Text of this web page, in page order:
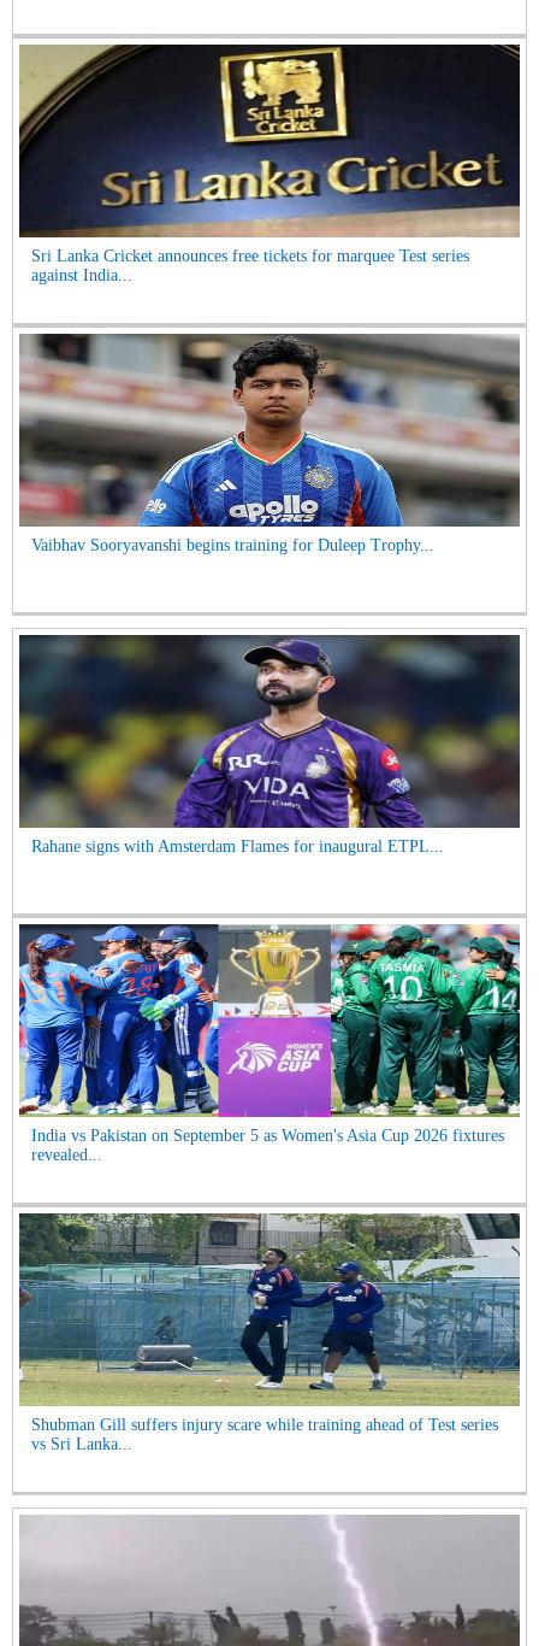
Sri Lanka Cricket announces free tickets for marquee Test series
against India...
Vaibhav Sooryavanshi begins training for Duleep Trophy...
Rahane signs with Amsterdam Flames for inaugural ETPL...
India vs Pakistan on September 5 as Women's Asia Cup 2026 fixtures
revealed...
Shubman Gill suffers injury scare while training ahead of Test series
vs Sri Lanka...